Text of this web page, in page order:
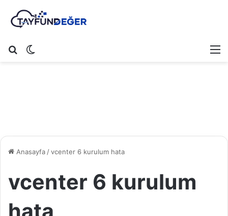
Arama yap ...
Anasayfa/vcenter 6 kurulum hata
vcenter 6 kurulum